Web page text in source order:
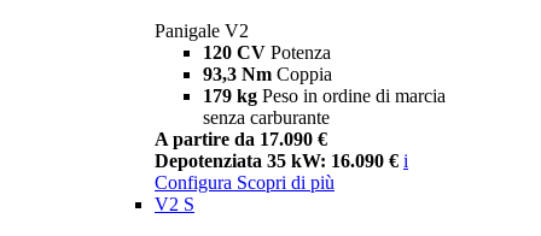
Panigale V2
120 CV Potenza
93,3 Nm Coppia
179 kg Peso in ordine di marcia
senza carburante
A partire da 17.090 €
Depotenziata 35 kW: 16.090 € i
Configura Scopri di più
V2 S